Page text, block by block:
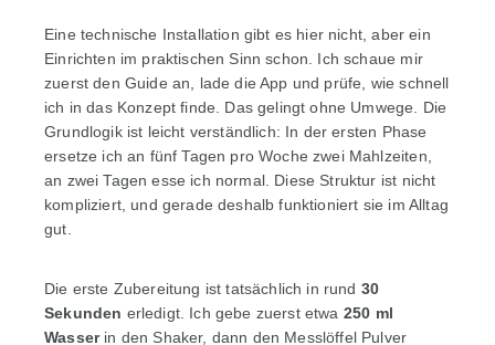
Eine technische Installation gibt es hier nicht, aber ein
Einrichten im praktischen Sinn schon. Ich schaue mir
zuerst den Guide an, lade die App und prüfe, wie schnell
ich in das Konzept finde. Das gelingt ohne Umwege. Die
Grundlogik ist leicht verständlich: In der ersten Phase
ersetze ich an fünf Tagen pro Woche zwei Mahlzeiten,
an zwei Tagen esse ich normal. Diese Struktur ist nicht
kompliziert, und gerade deshalb funktioniert sie im Alltag
gut.
Die erste Zubereitung ist tatsächlich in rund 30
Sekunden erledigt. Ich gebe zuerst etwa 250 ml
Wasserin den Shaker, dann den Messlöffel Pulver